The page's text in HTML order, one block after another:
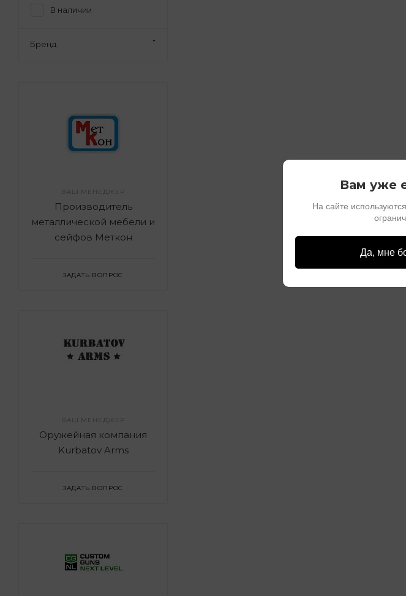
В наличии
Бренд
ВАШ МЕНЕДЖЕР
Производитель
металлической мебели и
сейфов Меткон
ЗАДАТЬ ВОПРОС
ВАШ МЕНЕДЖЕР
Оружейная компания
Kurbatov Arms
ЗАДАТЬ ВОПРОС
Вам уже
На сайте
Да, мне